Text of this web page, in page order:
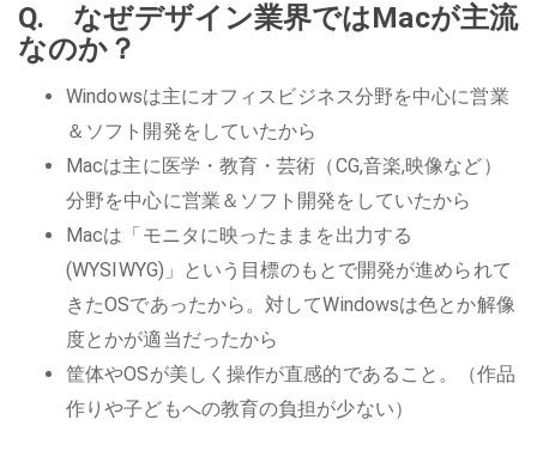
Q. なぜデザイン業界ではMacが主流
なのか？
Windowsは主にオフィスビジネス分野を中心に営業
＆ソフト開発をしていたから
Macは主に医学・教育・芸術（CG,音楽,映像など）
分野を中心に営業＆ソフト開発をしていたから
Macは「モニタに映ったままを出力する
(WYSIWYG)」という目標のもとで開発が進められて
きたOSであったから。対してWindowsは色とか解像
度とかが適当だったから
筐体やOSが美しく操作が直感的であること。（作品
作りや子どもへの教育の負担が少ない）